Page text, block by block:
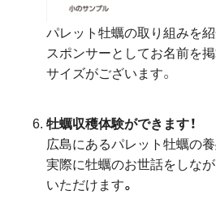
パレット牡蠣の取り組みを
スポンサーとしてお名前を掲
サイズがございます。
牡蠣収穫体験ができます！
広島にあるパレット牡蠣の
実際に牡蠣のお世話をしな
いただけます。